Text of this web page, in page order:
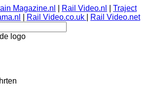
Magazine.nl Rail Video.nl
Traject
Rail Video.co.uk Rail Video.net